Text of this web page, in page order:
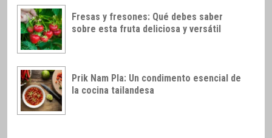
Fresas y fresones: Qué debes saber
sobre esta fruta deliciosa y versátil
Prik Nam Pla: Un condimento esencial de
la cocina tailandesa